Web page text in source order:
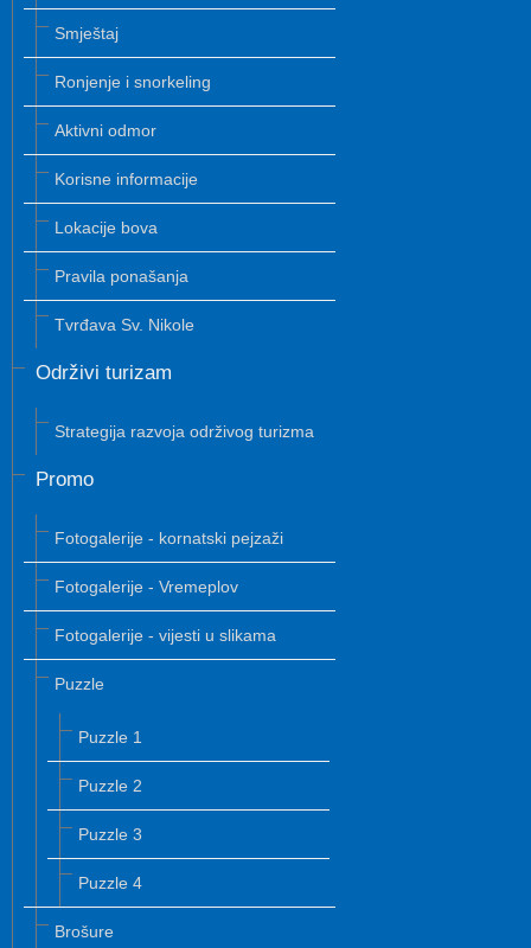
Smještaj
Ronjenje i snorkeling
Aktivni odmor
Korisne informacije
Lokacije bova
Pravila ponašanja
Tvrđava Sv. Nikole
Održivi turizam
Strategija razvoja održivog turizma
Promo
Fotogalerije - kornatski pejzaži
Fotogalerije - Vremeplov
Fotogalerije - vijesti u slikama
Puzzle
Puzzle 1
Puzzle 2
Puzzle 3
Puzzle 4
Brošure